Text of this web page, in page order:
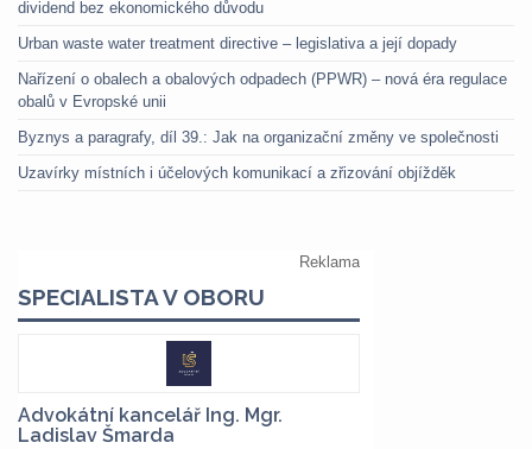
dividend bez ekonomického důvodu
Urban waste water treatment directive – legislativa a její dopady
Nařízení o obalech a obalových odpadech (PPWR) – nová éra regulace
obalů v Evropské unii
Byznys a paragrafy, díl 39.: Jak na organizační změny ve společnosti
Uzavírky místních i účelových komunikací a zřizování objížděk